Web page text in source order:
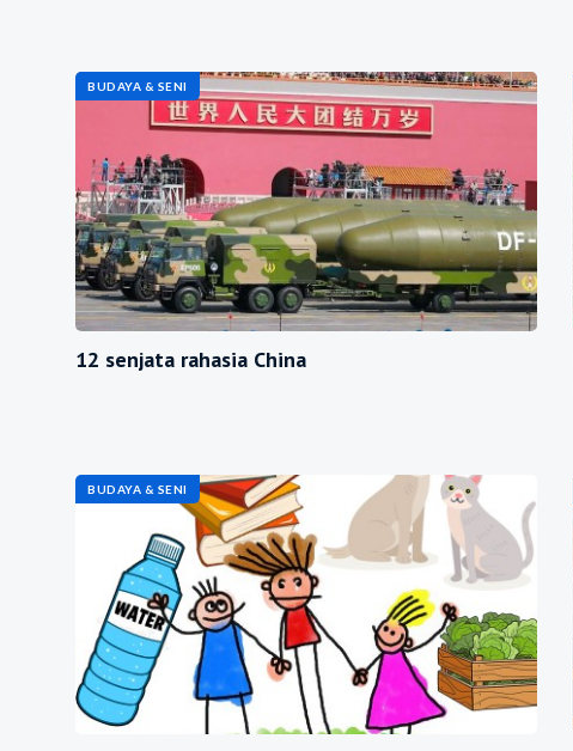
BUDAYA & SENI
12 senjata rahasia China
BUDAYA & SENI